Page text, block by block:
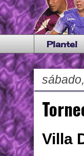
Plantel
Villa